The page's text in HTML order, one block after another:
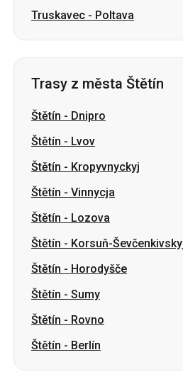
Trasy z města Štětín
Štětín-Dnipro
Štětín- Kropyvnyckyj
Štětín-Vinnycja
Štětín-Lozova
Štětín-Korsuň-Ševčenkivskyj
Štětín-Horodyšče
Štětín-Sumy
Štětín-Rovno
Štětín-Berlín
Trasy do města Štětín
Vinnycja-Štětín